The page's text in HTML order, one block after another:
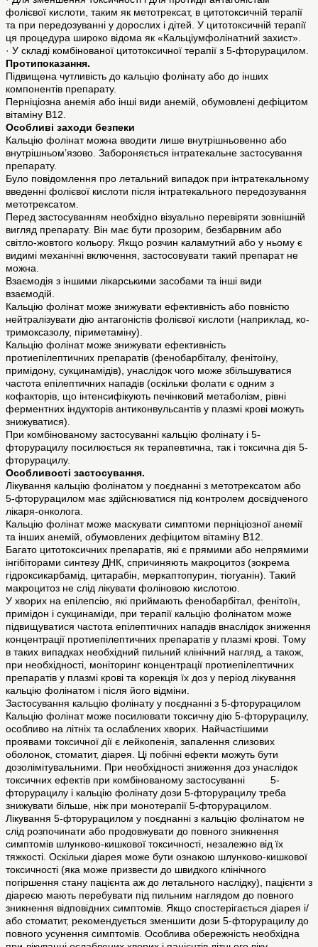
фолієвої кислоти, таким як метотрексат, в цитотоксичній терапії
та при передозуванні у дорослих і дітей. У цитотоксичній терапії
ця процедура широко відома як «Кальціумфолінатний захист».
· У складі комбінованої цитотоксичної терапії з 5-фторурацилом.
Протипоказання.
Підвищена чутливість до кальцію фолінату або до інших
компонентів препарату.
Перніціозна анемія або інші види анемій, обумовлені дефіцитом
вітаміну В12.
Особливі заходи безпеки
Кальцію фолінат можна вводити лише внутрішньовенно або
внутрішньом’язово. Забороняється інтратекальне застосування
препарату.
Було повідомлення про летальний випадок при інтратекальному
введенні фолієвої кислоти після інтратекального передозування
метотрексатом.
Перед застосуванням необхідно візуально перевіряти зовнішній
вигляд препарату. Він має бути прозорим, безбарвним або
світло-жовтого кольору. Якщо розчин каламутний або у ньому є
видимі механічні включення, застосовувати такий препарат не
можна.
Взаємодія з іншими лікарськими засобами та інші види
взаємодій.
Кальцію фолінат може знижувати ефективність або повністю
нейтралізувати дію антагоністів фолієвої кислоти (наприклад, ко-
тримоксазолу, піриметаміну).
Кальцію фолінат може знижувати ефективність
протиепілептичних препаратів (фенобарбіталу, фенітоїну,
примідону, сукцинамідів), унаслідок чого може збільшуватися
частота епілептичних нападів (оскільки фолати є одним з
кофакторів, що інтенсифікують печінковий метаболізм, рівні
ферментних індукторів антиконвульсантів у плазмі крові можуть
знижуватися).
При комбінованому застосуванні кальцію фолінату і 5-
фторурацилу посилюється як терапевтична, так і токсична дія 5-
фторурацилу.
Особливості застосування.
Лікування кальцію фолінатом у поєднанні з метотрексатом або
5-фторурацилом має здійснюватися під контролем досвідченого
лікаря-онколога.
Кальцію фолінат може маскувати симптоми перніціозної анемії
та інших анемій, обумовлених дефіцитом вітаміну В12.
Багато цитотоксичних препаратів, які є прямими або непрямими
інгібіторами синтезу ДНК, спричиняють макроцитоз (зокрема
гідроксикарбамід, цитарабін, меркаптопурин, тіогуанін). Такий
макроцитоз не слід лікувати фоліновою кислотою.
У хворих на епілепсію, які приймають фенобарбітал, фенітоїн,
примідон і сукцинаміди, при терапії кальцію фолінатом може
підвищуватися частота епілептичних нападів внаслідок зниження
концентрації протиепілептичних препаратів у плазмі крові. Тому
в таких випадках необхідний пильний клінічний нагляд, а також,
при необхідності, моніторинг концентрації протиепілептичних
препаратів у плазмі крові та корекція їх доз у період лікування
кальцію фолінатом і після його відміни.
Застосування кальцію фолінату у поєднанні з 5-фторурацилом
Кальцію фолінат може посилювати токсичну дію 5-фторурацилу,
особливо на літніх та ослаблених хворих. Найчастішими
проявами токсичної дії є лейкопенія, запалення слизових
оболонок, стоматит, діарея. Ці побічні ефекти можуть бути
дозолімітувальними. При необхідності зниження доз унаслідок
токсичних ефектів при комбінованому застосуванні 5-
фторурацилу і кальцію фолінату дози 5-фторурацилу треба
знижувати більше, ніж при монотерапії 5-фторурацилом.
Лікування 5-фторурацилом у поєднанні з кальцію фолінатом не
слід розпочинати або продовжувати до повного зникнення
симптомів шлунково-кишкової токсичності, незалежно від їх
тяжкості. Оскільки діарея може бути ознакою шлунково-кишкової
токсичності (яка може призвести до швидкого клінічного
погіршення стану пацієнта аж до летального наслідку), пацієнти з
діареєю мають перебувати під пильним наглядом до повного
зникнення відповідних симптомів. Якщо спостерігається діарея і/
або стоматит, рекомендується зменшити дози 5-фторурацилу до
повного усунення симптомів. Особлива обережність необхідна